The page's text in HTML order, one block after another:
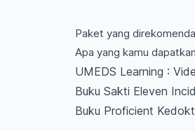
Paket yang
Apa yang kamu
UMEDS Learning :
Buku Sakti Eleven
Buku Proficient